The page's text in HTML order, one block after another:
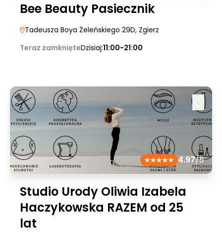
Bee Beauty Pasiecznik
Tadeusza Boya Żeleńskiego 29D, Zgierz
Teraz zamknięteDzisiaj:11:00-21:00
4.97/5
Studio Urody Oliwia Izabela
Haczykowska RAZEM od 25
lat